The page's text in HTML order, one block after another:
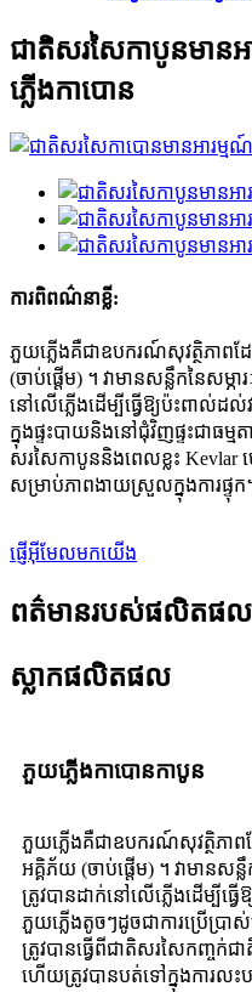
ជាតិសរសៃកាបូនមាន
ភ្លើងកាបោន
ការពិពណ៌នាខ្លី:
ភួយភ្លើងគឺជាឧបករណ៍សុវត្ថិភាពដ
(ចាប់ផ្តើម) ។ វាមានសន្លឹកនៃសម្ភ
នៅលើភ្លើងដើម្បីធ្វើឱ្យប៉ះពាល់ដ
ក្នុងផ្ទះបាយនិងនៅជុំវិញផ្ទះជាធម្ម
សរសៃកាបូននិងពេលខ្លះ Kevlar
សម្រាប់ភាពងាយស្រួលក្នុងការផ្ទុក
ផ្ញើអ៊ីមែលមកយើង
ពត៌មានរបស់ផលិតផល
ស្លាកផលិតផល
ភួយភ្លើងកាបោនកាបូន
ភួយភ្លើងគឺជាឧបករណ៍សុវត្ថិភាព
អគ្គិភ័យ (ចាប់ផ្តើម) ។ វាមានសន្
ត្រូវបានដាក់នៅលើភ្លើងដើម្បីធ្វ
ភួយភ្លើងតូចៗដូចជាការប្រើប្រា
ត្រូវបានធ្វើពីជាតិសរសៃកញ្ចក់
ហើយត្រូវបានបត់ទៅក្នុងការល